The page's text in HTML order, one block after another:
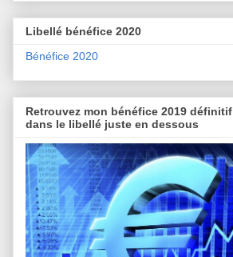
Libellé bénéfice 2020
Bénéfice 2020
Retrouvez mon bénéfice 2019 définitif
dans le libellé juste en dessous